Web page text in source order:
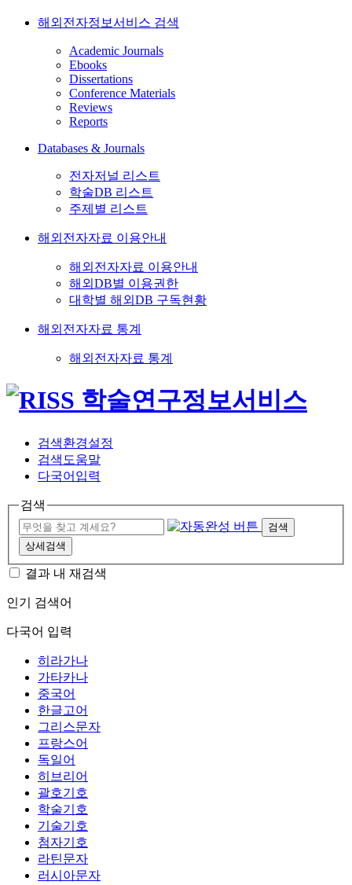
해외전자정보서비스 검색
Academic Journals
Ebooks
Dissertations
Conference Materials
Reviews
Reports
Databases & Journals
전자저널 리스트
학술DB 리스트
주제별 리스트
해외전자자료 이용안내
해외전자자료 이용안내
해외DB별 이용권한
대학별 해외DB 구독현황
해외전자자료 통계
해외전자자료 통계
검색환경설정
검색도움말
다국어입력
검색
검색
상세검색
결과 내 재검색
인기 검색어
다국어 입력
히라가나
가타카나
중국어
한글고어
그리스문자
프랑스어
독일어
히브리어
괄호기호
학술기호
기술기호
첨자기호
라틴문자
러시아문자